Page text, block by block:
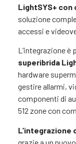
LightSYS+
soluzione
accessi e
L’integrazione è
superibrida
hardware
gestire allarmi,
componenti di
512 zone con